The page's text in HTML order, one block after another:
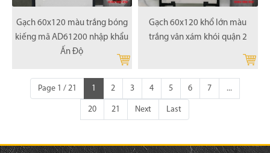
Gạch 60x120 màu trắng bóng
kiếng mã AD61200 nhập khẩu
Ấn Độ
Gạch 60x120 khổ lớn màu
trắng vân xám khói quận 2
Page 1 / 21 1 2 3 4 5 6 7 ...
20 21 Next Last